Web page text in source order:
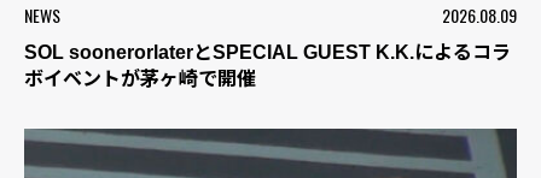
NEWS 2026.08.09
SOL soonerorlaterとSPECIAL GUEST K.K.によるコラ
ボイベントが茅ヶ崎で開催